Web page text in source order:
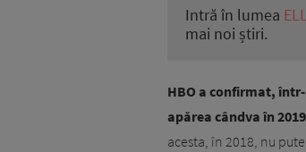
Intră în lumea
mai noi știri.
HBO a confirmat,
apărea cândva în
acesta, în 2018, nu